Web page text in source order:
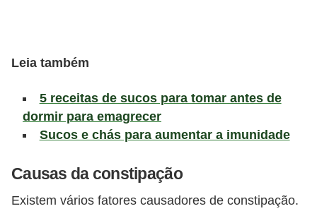
Leia também
5 receitas de sucos para tomar antes de
dormir para emagrecer
Sucos e chás para aumentar a imunidade
Causas da constipação
Existem vários fatores causadores de constipação.
e
ú
d